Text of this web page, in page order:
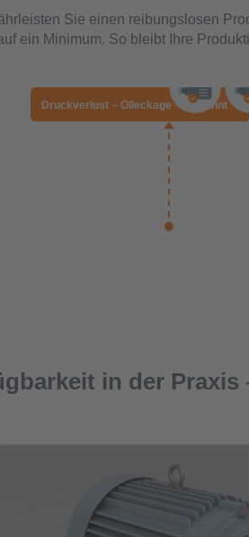
Sie einen reibungslosen
ein Minimum. So bleibt Ihre
in der Praxis